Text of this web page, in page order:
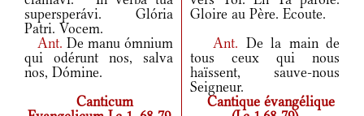
supersperávi. Glória
Patri. Vocem.
Gloire au Père. Ecoute.
Ant. De manu ómnium
qui odérunt nos, salva
nos, Dómine.
Ant. De la main de
tous ceux qui nous
haïssent, sauve-nous
Seigneur.
Canticum
Cantique évangélique